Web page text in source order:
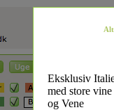
Eksklusiv
med store
og Vene